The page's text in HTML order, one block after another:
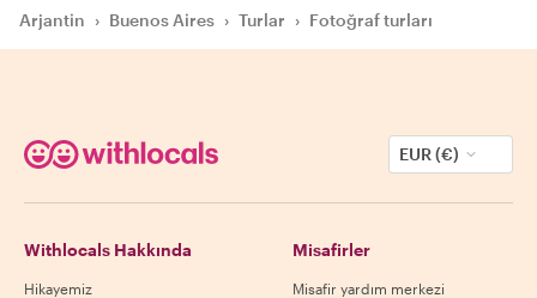
Arjantin › Buenos Aires › Turlar › Fotoğraf turları
EUR (€)
Withlocals Hakkında
Hikayemiz
Misafirler
Misafir yardım merkezi